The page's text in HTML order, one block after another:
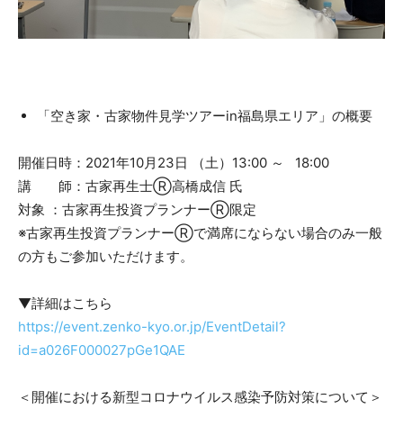
「空き家・古家物件見学ツアーin福島県エリア」の概要
開催日時：2021年10月23日 （土）13:00 ～ 18:00
講 師：古家再生士Ⓡ高橋成信 氏
対象 ：古家再生投資プランナーⓇ限定
※古家再生投資プランナーⓇで満席にならない場合のみ一般
の方もご参加いただけます。
▼詳細はこちら
https://event.zenko-kyo.or.jp/EventDetail?
id=a026F000027pGe1QAE
＜開催における新型コロナウイルス感染予防対策について＞